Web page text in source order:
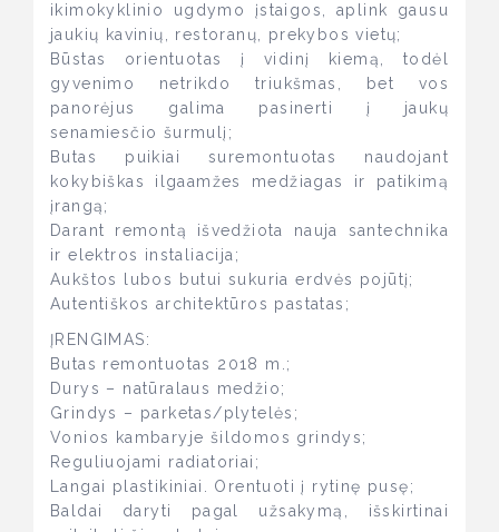
ikimokyklinio ugdymo įstaigos, aplink gausu
jaukių kavinių, restoranų, prekybos vietų;
Būstas orientuotas į vidinį kiemą, todėl
gyvenimo netrikdo triukšmas, bet vos
panorėjus galima pasinerti į jaukų
senamiesčio šurmulį;
Butas puikiai suremontuotas naudojant
kokybiškas ilgaamžes medžiagas ir patikimą
įrangą;
Darant remontą išvedžiota nauja santechnika
ir elektros instaliacija;
Aukštos lubos butui sukuria erdvės pojūtį;
Autentiškos architektūros pastatas;
ĮRENGIMAS:
Butas remontuotas 2018 m.;
Durys – natūralaus medžio;
Grindys – parketas/plytelės;
Vonios kambaryje šildomos grindys;
Reguliuojami radiatoriai;
Langai plastikiniai. Orentuoti į rytinę pusę;
Baldai daryti pagal užsakymą, išskirtinai